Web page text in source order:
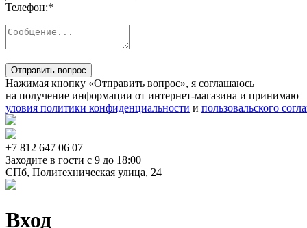
Телефон:*
Отправить вопрос
Нажимая кнопку «Отправить вопрос», я соглашаюсь
на получение информации от интернет-магазина и принимаю
уловия политики конфиденциальности и пользовальского
+7 812 647 06 07
Заходите в гости c 9 до 18:00
СПб, Политехническая улица, 24
Вход